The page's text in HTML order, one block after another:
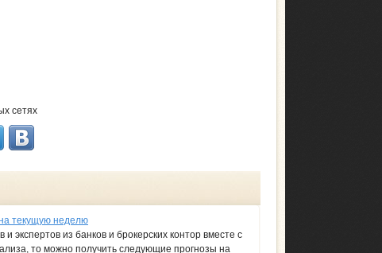
сетях
текущую неделю
экспертов из банков и брокерских контор вместе с
то можно получить следующие прогнозы на